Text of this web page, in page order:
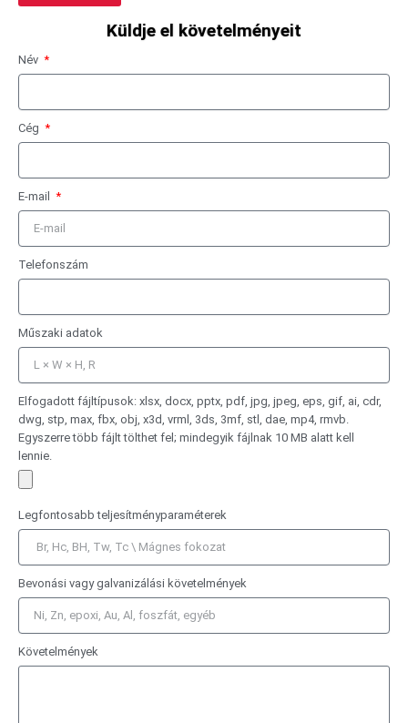
Küldje el követelményeit
Név
Cég
E-mail
Telefonszám
Műszaki adatok
Elfogadott fájltípusok: xlsx, docx, pptx, pdf, jpg, jpeg, eps, gif, ai, cdr,
dwg, stp, max, fbx, obj, x3d, vrml, 3ds, 3mf, stl, dae, mp4, rmvb.
Egyszerre több fájlt tölthet fel; mindegyik fájlnak 10 MB alatt kell
lennie.
Legfontosabb teljesítményparaméterek
Bevonási vagy galvanizálási követelmények
Követelmények